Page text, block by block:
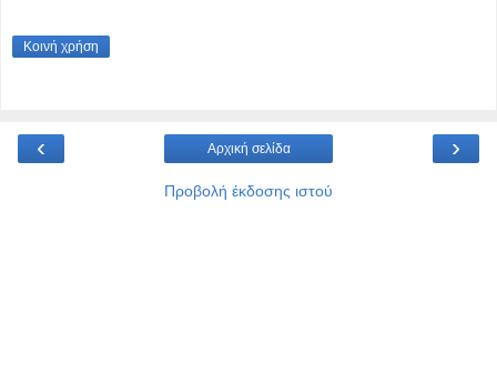
Κοινή χρήση
‹ ›
Αρχική σελίδα
Προβολή έκδοσης ιστού